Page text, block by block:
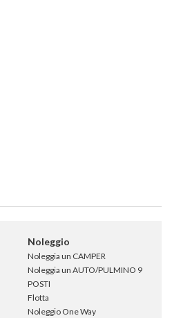
Noleggio
Noleggia un CAMPER
Noleggia un AUTO/PULMINO 9
POSTI
Flotta
Noleggio One Way